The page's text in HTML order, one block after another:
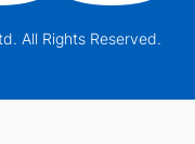
All Rights Reserved.